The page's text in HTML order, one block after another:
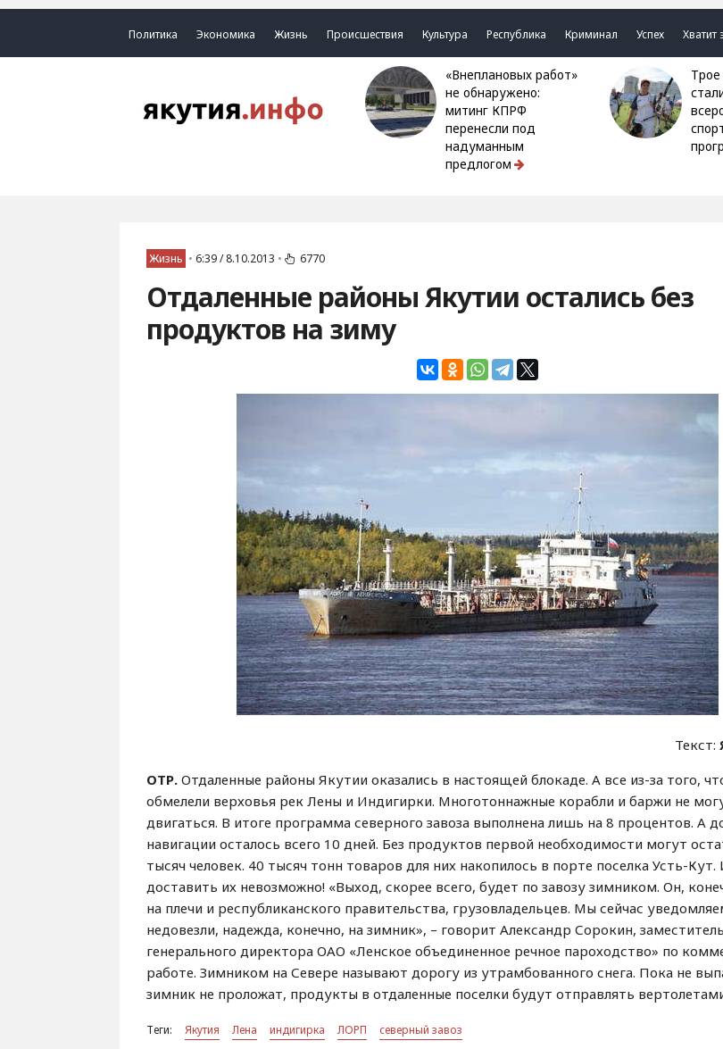
Политика Экономика Жизнь Происшествия Культура Республика Криминал Успех Хватит
«Внеплановых работ»
не обнаружено:
митинг КПРФ
перенесли под
надуманным
предлогом
Трое лучниц из Якутии
Жизнь • 6:39 / 8.10.2013 • 6770
Отдаленные районы Якутии остались без
продуктов на зиму
Текст:
ОТР. Отдаленные районы Якутии оказались в настоящей блокаде. А все из-за того,
обмелели верховья рек Лены и Индигирки. Многотоннажные корабли и баржи не
двигаться. В итоге программа северного завоза выполнена лишь на 8 процентов. А
навигации осталось всего 10 дней. Без продуктов первой необходимости могут
тысяч человек. 40 тысяч тонн товаров для них накопилось в порте поселка Усть-Кут.
доставить их невозможно! «Выход, скорее всего, будет по завозу зимником. Он,
на плечи и республиканского правительства, грузовладельцев. Мы сейчас
недовезли, надежда, конечно, на зимник», – говорит Александр Сорокин, заместитель
генерального директора ОАО «Ленское объединенное речное пароходство» по
работе. Зимником на Севере называют дорогу из утрамбованного снега. Пока не
зимник не проложат, продукты в отдаленные поселки будут отправлять
Теги: Якутия Лена индигирка ЛОРП северный завоз